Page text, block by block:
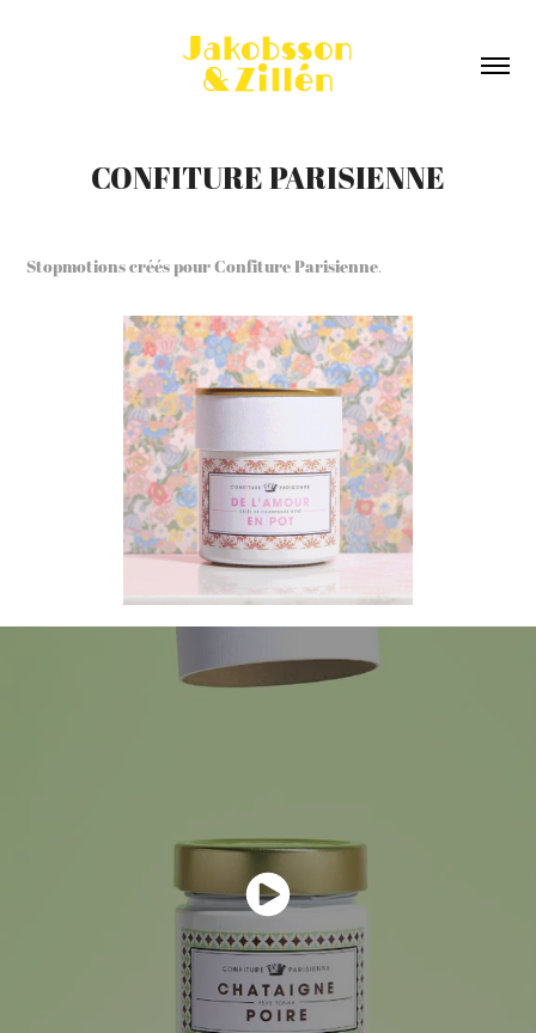
CONFITURE PARISIENNE
Stopmotions créés pour Confiture Parisienne.